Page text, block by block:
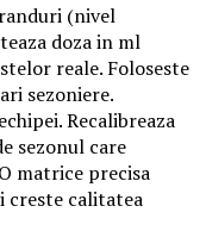
(nivel
doza in ml
reale. Foloseste
sezoniere.
Recalibreaza
sezonul care
matrice precisa
creste calitatea